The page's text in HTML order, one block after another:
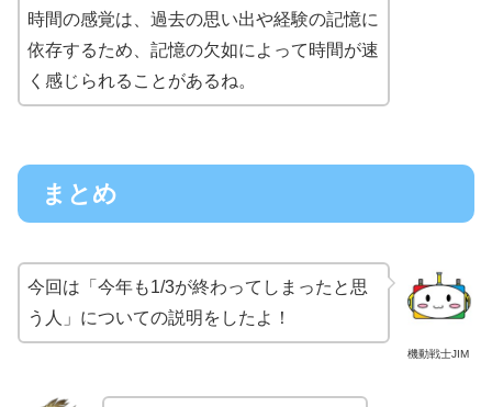
時間の感覚は、過去の思い出や経験の記憶に
依存するため、記憶の欠如によって時間が速
く感じられることがあるね。
まとめ
機動戦士JIM
今回は「今年も1/3が終わってしまったと思
う人」についての説明をしたよ！